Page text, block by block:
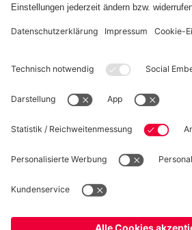
WIDERRUF
Datenschutz
Cookie Details
Preise inklusive MwSt. und zzgl.
Ja,Deutschland, um